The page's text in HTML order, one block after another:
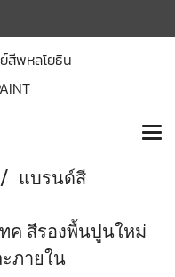
สีพหลโยธิน
แบรนด์สี
ค สีรองพื้นปูนใหม่
ภายใน